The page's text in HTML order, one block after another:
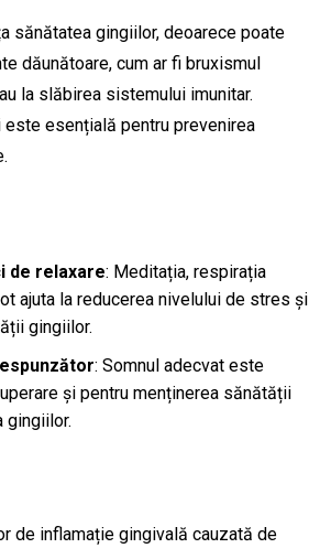
sănătatea gingiilor, deoarece poate
dăunătoare, cum ar fi bruxismul
la slăbirea sistemului imunitar.
esențială pentru prevenirea
de relaxare: Meditația, respirația
ajuta la reducerea nivelului de stres și
gingiilor.
: Somnul adecvat este
și pentru menținerea sănătății
gingiilor.
de inflamație gingivală cauzată de